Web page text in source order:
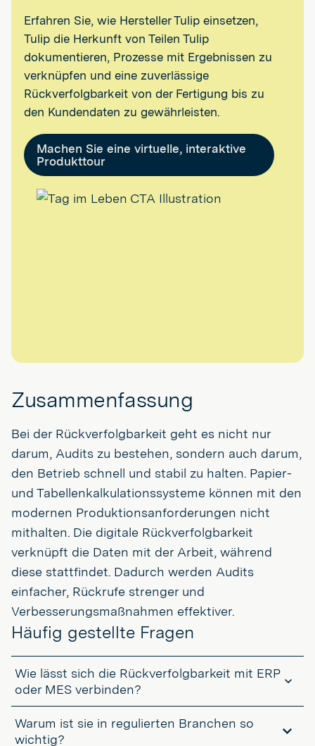
Erfahren Sie, wie Hersteller Tulip einsetzen,
Tulip die Herkunft von Teilen Tulip
dokumentieren, Prozesse mit Ergebnissen zu
verknüpfen und eine zuverlässige
Rückverfolgbarkeit von der Fertigung bis zu
den Kundendaten zu gewährleisten.
Machen Sie eine virtuelle, interaktive
Produkttour
Zusammenfassung
Bei der Rückverfolgbarkeit geht es nicht nur
darum, Audits zu bestehen, sondern auch darum,
den Betrieb schnell und stabil zu halten. Papier-
und Tabellenkalkulationssysteme können mit den
modernen Produktionsanforderungen nicht
mithalten. Die digitale Rückverfolgbarkeit
verknüpft die Daten mit der Arbeit, während
diese stattfindet. Dadurch werden Audits
einfacher, Rückrufe strenger und
Verbesserungsmaßnahmen effektiver.
Häufig gestellte Fragen
Wie lässt sich die Rückverfolgbarkeit mit ERP
oder MES verbinden?
Ihr ERP oder MES. Das bedeutet, dass Bestandsbewegungen,
Qualitätsprüfungen und Produktionsereignisse in Echtzeit
Warum ist sie in regulierten Branchen so
wichtig?